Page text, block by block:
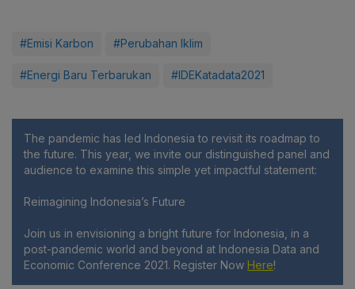
#Emisi Karbon #Perubahan Iklim
#Energi Baru Terbarukan #IDEKatadata2021
The pandemic has led Indonesia to revisit its roadmap to
the future. This year, we invite our distinguished panel and
audience to examine this simple yet impactful statement:
Reimagining Indonesia’s Future
Join us in envisioning a bright future for Indonesia, in a
post-pandemic world and beyond at Indonesia Data and
Economic Conference 2021. Register Now Here!